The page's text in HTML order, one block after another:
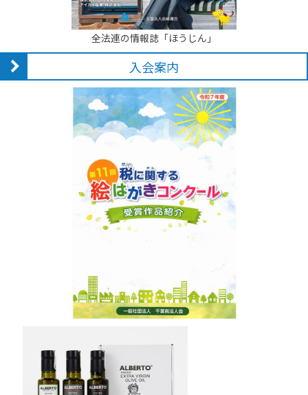
全法連の情報誌「ほうじん」
入会案内